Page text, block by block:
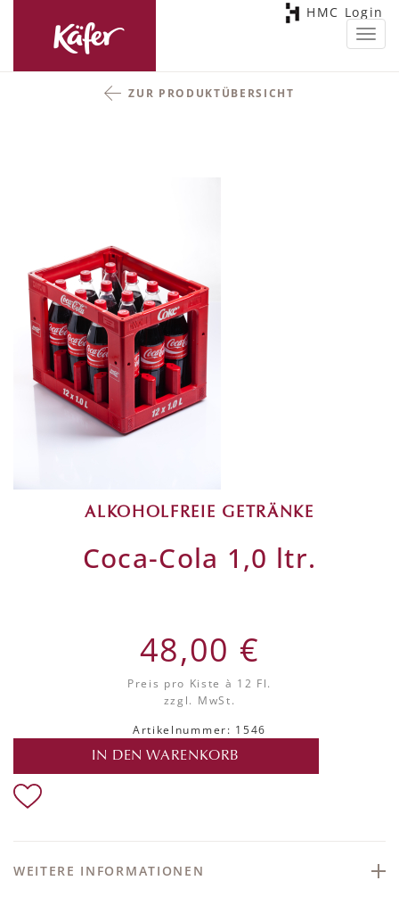
HMC Login
ZUR PRODUKTÜBERSICHT
ALKOHOLFREIE GETRÄNKE
Coca-Cola 1,0 ltr.
48,00 €
Preis pro Kiste à 12 Fl.
zzgl. MwSt.
Artikelnummer: 1546
IN DEN WARENKORB
WEITERE INFORMATIONEN